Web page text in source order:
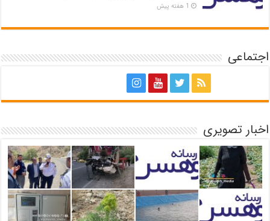
1 هفته پیش
اجتماعی
اخبار تصویری